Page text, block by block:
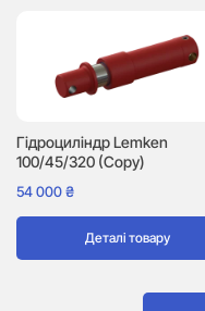
Гідроциліндр Lemken
100/45/320 (Copy)
54 000₴
Деталі товару